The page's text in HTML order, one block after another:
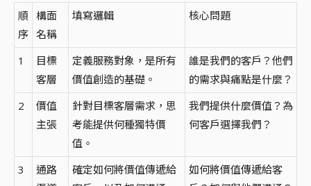
順
序
構面
名稱
填寫邏輯 核心問題
1
目標
客層
定義服務對象，是所有
價值創造的基礎。
誰是我們的客戶？他們
的需求與痛點是什麼？
2
價值
主張
針對目標客層需求，思
考能提供何種獨特價
值。
我們提供什麼價值？為
何客戶選擇我們？
3
通路
確定如何將價值傳遞給
如何將價值傳遞給客